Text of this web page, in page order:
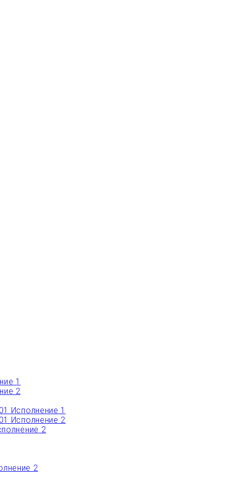
1
2
Исполнение 1
Исполнение 2
2
2